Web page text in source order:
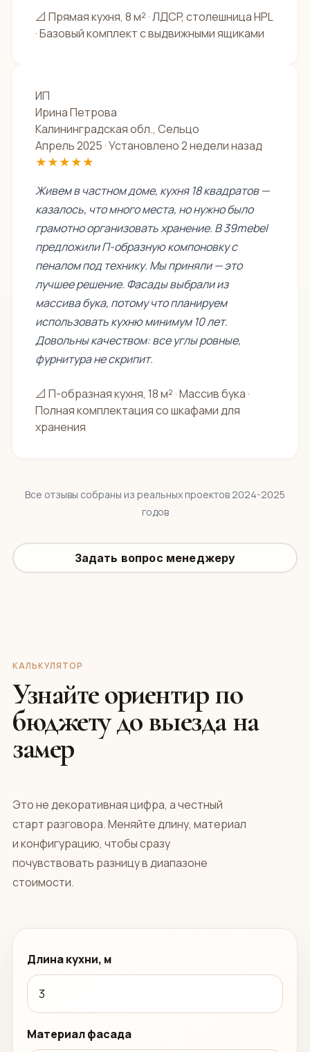
📐 Прямая кухня, 8 м² · ЛДСP, столешница HPL
· Базовый комплект с выдвижными ящиками
ИП
Ирина Петрова
Калининградская обл., Сельцо
Апрель 2025 · Установлено 2 недели назад
★★★★★
Живем в частном доме, кухня 18 квадратов —
казалось, что много места, но нужно было
грамотно организовать хранение. В 39mebel
предложили П-образную компоновку с
пеналом под технику. Мы приняли — это
лучшее решение. Фасады выбрали из
массива бука, потому что планируем
использовать кухню минимум 10 лет.
Довольны качеством: все углы ровные,
фурнитура не скрипит.
📐 П-образная кухня, 18 м² · Массив бука ·
Полная комплектация со шкафами для
хранения
Все отзывы собраны из реальных проектов 2024-2025
годов
Задать вопрос менеджеру
КАЛЬКУЛЯТОР
Узнайте ориентир по
бюджету до выезда на
замер
Это не декоративная цифра, а честный
старт разговора. Меняйте длину, материал
и конфигурацию, чтобы сразу
почувствовать разницу в диапазоне
стоимости.
Длина кухни, м
Материал фасада